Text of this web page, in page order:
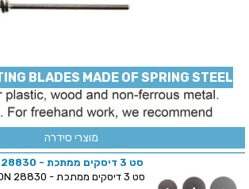
BLADES MADE OF SPRING STEEL
מוצרי סידרה
סט 3 דיסקים ממתכת - PROXXON 28830
סט 3 דיסקים ממתכת - PROXXON 28830 ...